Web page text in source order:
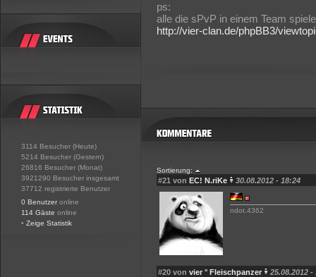
3114 Besucher (Heute)
5214 Besucher (Gestern)
26816 Besucher (Monat)
3921290 Besucher insgesamt
37712 registrierte Benutzer
0 Benutzer online
114 Gäste online
• Zeige Statistik
ps:
alle die sPvP in einem Team
http://vier-clan.de/phpBB3/
Sortierung:
#21 von EC! N.riKe 30.08.2012 - 18:24
ndot.4362
#20 von vier ° Fleischpanzer 25.08.2012 -